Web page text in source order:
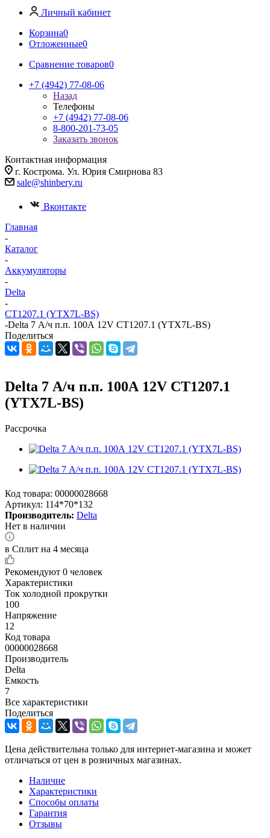
Личный кабинет
Корзина0
Отложенные0
Сравнение товаров0
+7 (4942) 77-08-06
Назад
Телефоны
+7 (4942) 77-08-06
8-800-201-73-05
Заказать звонок
Контактная информация
г. Кострома. Ул. Юрия Смирнова 83
sale@shinbery.ru
Вконтакте
Главная
-
Каталог
-
Аккумуляторы
-
Delta
-
CT1207.1 (YTX7L-BS)
-Delta 7 А/ч п.п. 100А 12V CT1207.1 (YTX7L-BS)
Поделиться
Delta 7 А/ч п.п. 100А 12V CT1207.1
(YTX7L-BS)
Рассрочка
Код товара: 00000028668
Артикул: 114*70*132
Производитель: Delta
Нет в наличии
в Сплит на 4 месяца
Рекомендуют 0 человек
Характеристики
Ток холодной прокрутки
100
Напряжение
12
Код товара
00000028668
Производитель
Delta
Емкость
7
Все характеристики
Поделиться
Цена действительна только для интернет-магазина и может
отличаться от цен в розничных магазинах.
Наличие
Характеристики
Способы оплаты
Гарантия
Отзывы